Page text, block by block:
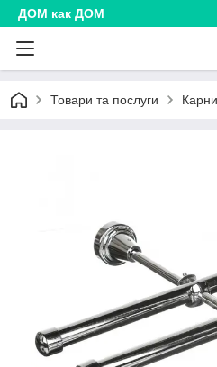
ДОМ как ДОМ
Товари та послуги